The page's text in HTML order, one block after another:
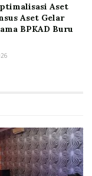
Aset
Aset Gelar
BPKAD Buru